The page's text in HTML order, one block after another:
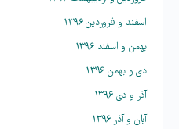
اسفند و فروردین ۱۳۹۶
بهمن و اسفند ۱۳۹۶
دی و بهمن ۱۳۹۶
آذر و دی ۱۳۹۶
آبان و آذر ۱۳۹۶